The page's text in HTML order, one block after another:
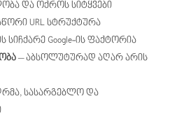
და ოქროს სიტყვები
URL სტრუქტურა
სიჩქარე Google-ის ფაქტორია
– აბსოლუტურად აღარ არის
სასარგებლო და